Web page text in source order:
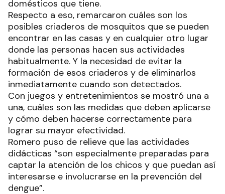
domésticos que tiene.
Respecto a eso, remarcaron cuáles son los
posibles criaderos de mosquitos que se pueden
encontrar en las casas y en cualquier otro lugar
donde las personas hacen sus actividades
habitualmente. Y la necesidad de evitar la
formación de esos criaderos y de eliminarlos
inmediatamente cuando son detectados.
Con juegos y entretenimientos se mostró una a
una, cuáles son las medidas que deben aplicarse
y cómo deben hacerse correctamente para
lograr su mayor efectividad.
Romero puso de relieve que las actividades
didácticas “son especialmente preparadas para
captar la atención de los chicos y que puedan así
interesarse e involucrarse en la prevención del
dengue”.